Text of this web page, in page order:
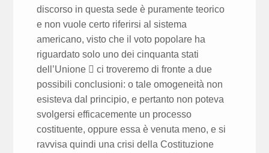
discorso in questa sede è puramente teorico
e non vuole certo riferirsi al sistema
americano, visto che il voto popolare ha
riguardato solo uno dei cinquanta stati
dell’Unione  ci troveremo di fronte a due
possibili conclusioni: o tale omogeneità non
esisteva dal principio, e pertanto non poteva
svolgersi efficacemente un processo
costituente, oppure essa è venuta meno, e si
ravvisa quindi una crisi della Costituzione